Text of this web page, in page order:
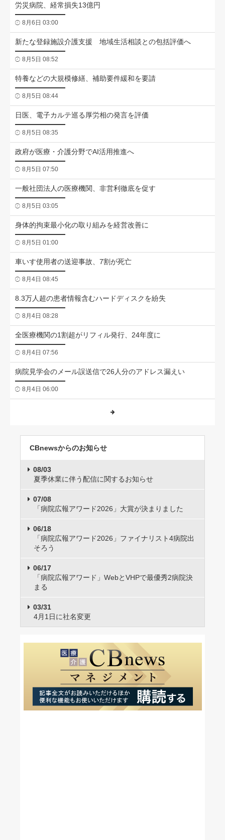
労災病院、経常損失13億円
8月6日 03:00
新たな登録施設介護支援 地域生活相談との包括評価へ
8月5日 08:52
特養などの大規模修繕、補助要件緩和を要請
8月5日 08:44
日医、電子カルテ巡る厚労相の発言を評価
8月5日 08:35
政府が医療・介護分野でAI活用推進へ
8月5日 07:50
一般社団法人の医療機関、非営利徹底を促す
8月5日 03:05
身体的拘束最小化の取り組みを経営改善に
8月5日 01:00
車いす使用者の送迎事故、7割が死亡
8月4日 08:45
8.3万人超の患者情報含むハードディスクを紛失
8月4日 08:28
全医療機関の1割超がリフィル発行、24年度に
8月4日 07:56
病院見学会のメール誤送信で26人分のアドレス漏えい
8月4日 06:00
CBnewsからのお知らせ
08/03
夏季休業に伴う配信に関するお知らせ
07/08
「病院広報アワード2026」大賞が決まりました
06/18
「病院広報アワード2026」ファイナリスト4病院出
そろう
06/17
「病院広報アワード」WebとVHPで最優秀2病院決
まる
03/31
4月1日に社名変更